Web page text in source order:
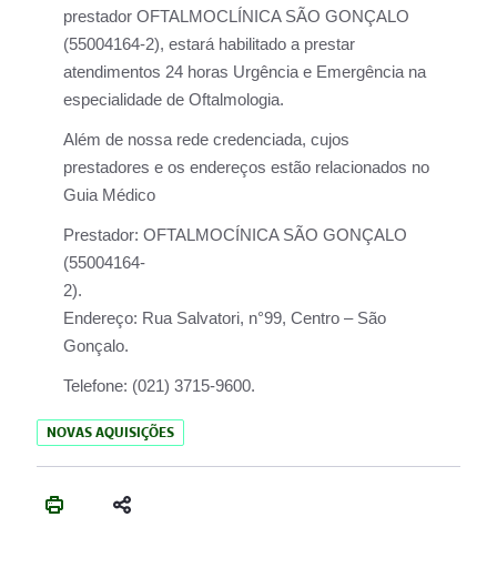
prestador OFTALMOCLÍNICA SÃO GONÇALO
(55004164-2), estará habilitado a prestar
atendimentos 24 horas Urgência e Emergência na
especialidade de Oftalmologia.
Além de nossa rede credenciada, cujos
prestadores e os endereços estão relacionados no
Guia Médico
Prestador: OFTALMOCÍNICA SÃO GONÇALO
(55004164-
2).
Endereço: Rua Salvatori, n°99, Centro – São
Gonçalo.
Telefone: (021) 3715-9600.
NOVAS AQUISIÇÕES